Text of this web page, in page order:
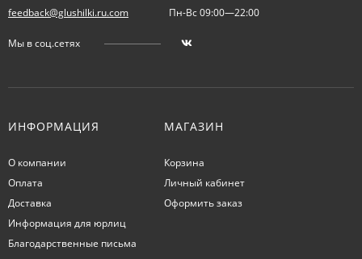
feedback@glushilki.ru.com Пн-Вс 09:00—22:00
Мы в соц.сетях
ИНФОРМАЦИЯ
О компании
Оплата
Доставка
Информация для юрлиц
Благодарственные письма
МАГАЗИН
Корзина
Личный кабинет
Оформить заказ